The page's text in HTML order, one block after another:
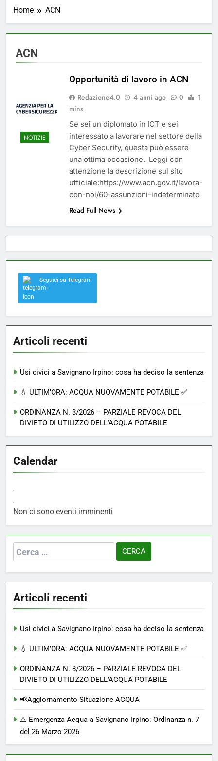
ORDINANZA N. 8/2026 –
PARZIALE REVOCA DEL DIVIETO
4 Mesi Ago
Savignano Irpino: Ordinanza n. 7
del 26 Marzo 2026
Mangiaplastica: Più ricicli, più
risparmi!
10 Mesi Ago
Postamat chiuso di notte a
Savignano: misura anti-rapina
fino alle 8:30
11 Mesi Ago
💡 Savignano 4.0 si rinnova: scopri
la nuova grafica del blog dedicato
al futuro del nostro paese
1 Anno Ago
Meteo a Savignano Irpino!
Test IT-alert l’11 ottobre:
Savignano
2 Anni Ago
Home ACN
ACN
NOTIZIE
Opportunità di lavoro in ACN
Redazione4.0 4 anni ago 0
1
mins
Se sei un diplomato in ICT e sei
interessato a lavorare nel settore della
Cyber Security, questa può essere
una ottima occasione. Leggi con
attenzione la descrizione sul sito
ufficiale:https://www.acn.gov.it/lavora-
con-noi/60-assunzioni-indeterminato
Read Full News
Seguici su Telegram
Articoli recenti
Usi civici a Savignano Irpino: cosa ha deciso la sentenza
💧 ULTIM’ORA: ACQUA NUOVAMENTE POTABILE ✅
ORDINANZA N. 8/2026 – PARZIALE REVOCA DEL
DIVIETO DI UTILIZZO DELL’ACQUA POTABILE
Calendar
Non ci sono eventi imminenti
Ricerca
per:
Articoli recenti
Usi civici a Savignano Irpino: cosa ha deciso la sentenza
💧 ULTIM’ORA: ACQUA NUOVAMENTE POTABILE ✅
ORDINANZA N. 8/2026 – PARZIALE REVOCA DEL
DIVIETO DI UTILIZZO DELL’ACQUA POTABILE
📢Aggiornamento Situazione ACQUA
⚠️ Emergenza Acqua a Savignano Irpino: Ordinanza n. 7
del 26 Marzo 2026